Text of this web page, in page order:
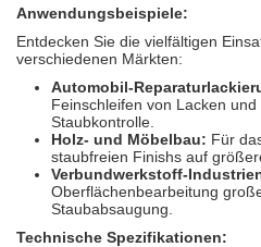
Anwendungsbeispiele:
Entdecken Sie die vielfältigen
verschiedenen Märkten:
Automobil-
Feinschleifen von Lacken
Staubkontrolle.
Holz- und Möbelbau: Für
staubfreien Finishs auf
Verbundwerkstoff-
Oberflächenbearbeitung
Staubabsaugung.
Technische Spezifikationen: